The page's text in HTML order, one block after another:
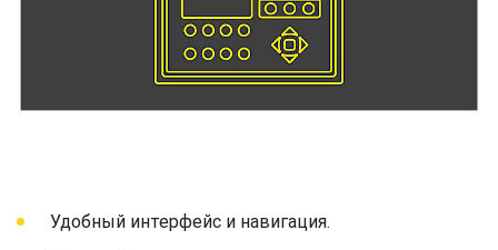
Удобный интерфейс и навигация.